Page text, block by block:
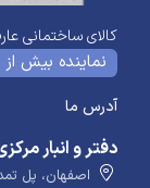
کالای ساختمانی
نماینده بیش از 20 برند معتبر
آدرس ما
دفتر و انبار
اصفهان، پل